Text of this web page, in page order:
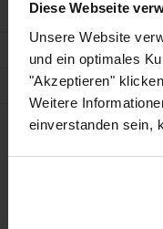
Diese Webseite
Unsere Website
und ein optimales
"Akzeptieren"
Weitere
einverstanden sein,
Allemagne
85371098